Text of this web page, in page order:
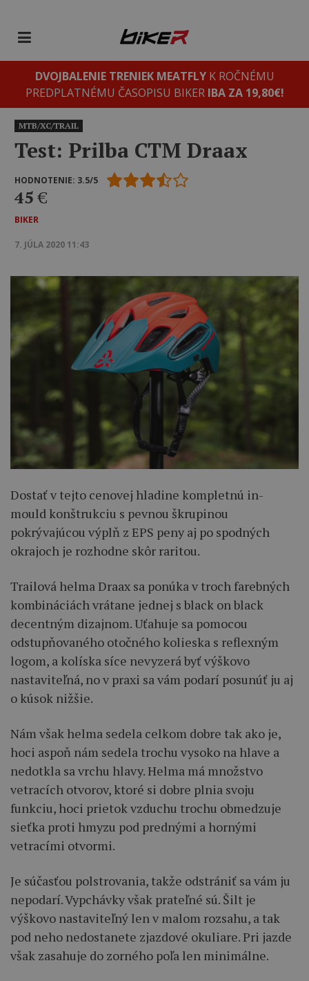
DVOJBALENIE TRENIEK MEATFLYK ROČNÉMU
PREDPLATNÉMU ČASOPISU BIKER IBA ZA 19,80€!
MTB/XC/TRAIL
Test: Prilba CTM Draax
HODNOTENIE: 3.5/5
45€
BIKER
7. JÚLA 2020 11:43
Dostať v tejto cenovej hladine kompletnú in-
mould konštrukciu s pevnou škrupinou
pokrývajúcou výplň z EPS peny aj po spodných
okrajoch je rozhodne skôr raritou.
Trailová helma Draax sa ponúka v troch farebných
kombináciách vrátane jednej s black on black
decentným dizajnom. Uťahuje sa pomocou
odstupňovaného otočného kolieska s reflexným
logom, a kolíska síce nevyzerá byť výškovo
nastaviteľná, no v praxi sa vám podarí posunúť ju aj
o kúsok nižšie.
Nám však helma sedela celkom dobre tak ako je,
hoci aspoň nám sedela trochu vysoko na hlave a
nedotkla sa vrchu hlavy. Helma má množstvo
vetracích otvorov, ktoré si dobre plnia svoju
funkciu, hoci prietok vzduchu trochu obmedzuje
sieťka proti hmyzu pod prednými a hornými
vetracími otvormi.
Je súčasťou polstrovania, takže odstrániť sa vám ju
nepodarí. Vypchávky však prateľné sú. Šilt je
výškovo nastaviteľný len v malom rozsahu, a tak
pod neho nedostanete zjazdové okuliare. Pri jazde
však zasahuje do zorného poľa len minimálne.